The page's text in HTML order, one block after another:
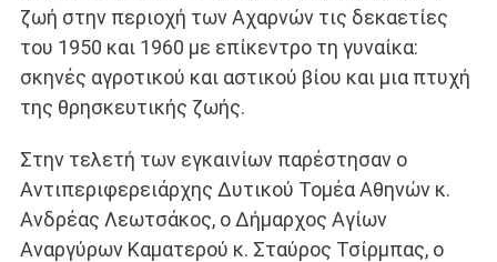
ζωή στην περιοχή των Αχαρνών τις δεκαετίες
του 1950 και 1960 με επίκεντρο τη γυναίκα:
σκηνές αγροτικού και αστικού βίου και μια πτυχή
της θρησκευτικής ζωής.
Στην τελετή των εγκαινίων παρέστησαν ο
Αντιπεριφερειάρχης Δυτικού Τομέα Αθηνών κ.
Ανδρέας Λεωτσάκος, ο Δήμαρχος Αγίων
Αναργύρων Καματερού κ. Σταύρος Τσίρμπας, ο